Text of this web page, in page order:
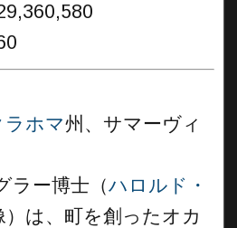
ラホマ州、サマーヴィ
ラー博士（ハロルド・
）は、町を創ったオカ